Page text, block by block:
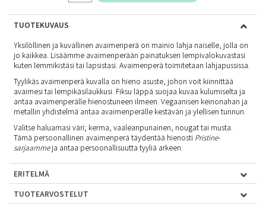
TUOTEKUVAUS
Yksilöllinen ja kuvallinen avaimenperä on mainio lahja naiselle, jolla on
jo kaikkea. Lisäämme avaimenperään painatuksen lempivalokuvastasi
kuten lemmikistäsi tai lapsistasi. Avaimenperä toimitetaan lahjapussissa.
Tyylikäs avaimenperä kuvalla on hieno asuste, johon voit kiinnittää
avaimesi tai lempikäsilaukkusi. Fiksu läppä suojaa kuvaa kulumiselta ja
antaa avaimenperälle hienostuneen ilmeen. Vegaanisen keinonahan ja
metallin yhdistelmä antaa avaimenperälle kestävän ja ylellisen tunnun.
Valitse haluamasi väri; kerma, vaaleanpunainen, nougat tai musta.
Tämä persoonallinen avaimenperä täydentää hienosti Pristine-
sarjaammeja antaa persoonallisuutta tyyliä arkeen.
ERITELMÄ
TUOTEARVOSTELUT